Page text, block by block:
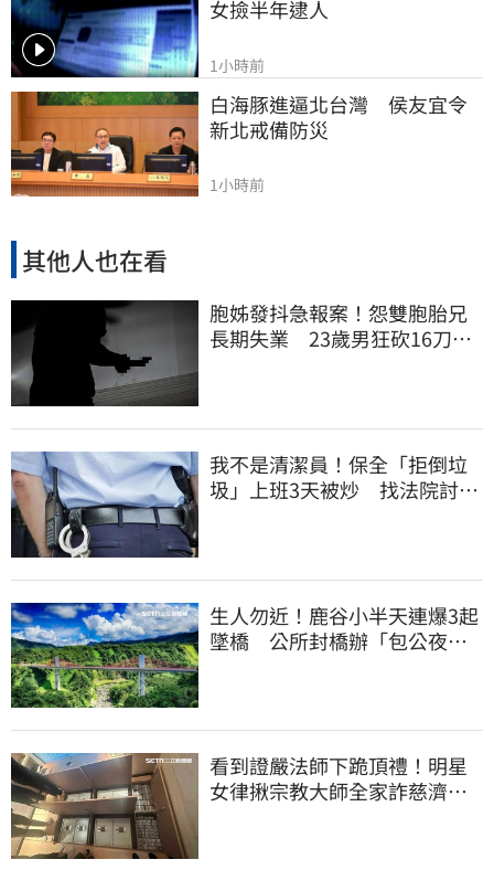
女撿半年逮人
1小時前
白海豚進逼北台灣　侯友宜令
新北戒備防災
1小時前
其他人也在看
胞姊發抖急報案！怨雙胞胎兄
長期失業 23歲男狂砍16刀奪
我不是清潔員！保全「拒倒垃
圾」上班3天被炒 找法院討公
生人勿近！鹿谷小半天連爆3起
墜橋 公所封橋辦「包公夜
看到證嚴法師下跪頂禮！明星
女律揪宗教大師全家詐慈濟…